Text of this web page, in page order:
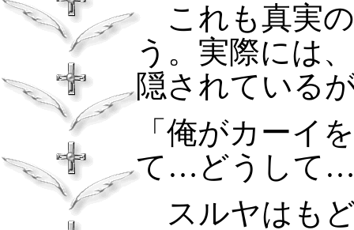
これも真実
う。実際には
隠されている
「俺がカーイ
て…どうして
スルヤはも